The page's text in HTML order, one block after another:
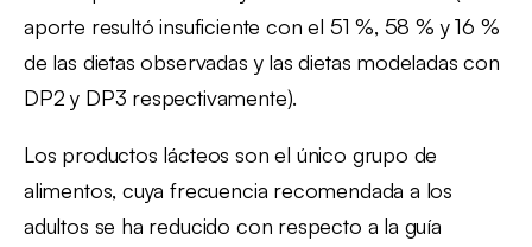
aporte resultó insuficiente con el 51 %, 58 % y 16 %
de las dietas observadas y las dietas modeladas con
DP2 y DP3 respectivamente).
Los productos lácteos son el único grupo de
alimentos, cuya frecuencia recomendada a los
adultos se ha reducido con respecto a la guía